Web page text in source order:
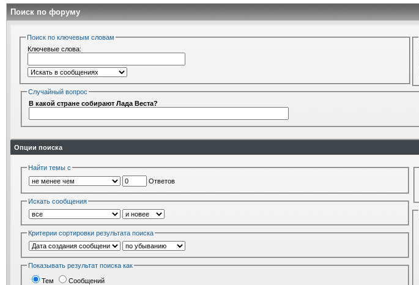
Поиск по форуму
Поиск по ключевым словам
Ключевые слова:
Случайный вопрос
В какой стране собирают Лада Веста?
Опции поиска
Найти темы с
Ответов
Искать сообщения
Критерии сортировки результата поиска
Показывать результат поиска как
Тем Сообщений